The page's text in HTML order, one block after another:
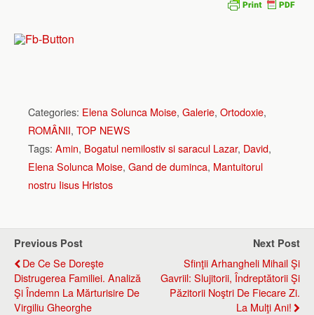
Categories: Elena Solunca Moise, Galerie, Ortodoxie,
ROMÂNII, TOP NEWS
Tags: Amin, Bogatul nemilostiv si saracul Lazar, David,
Elena Solunca Moise, Gand de duminca, Mantuitorul
nostru Iisus Hristos
Previous Post
De Ce Se Doreşte
Distrugerea Familiei. Analiză
Şi Îndemn La Mărturisire De
Virgiliu Gheorghe
Next Post
Sfinţii Arhangheli Mihail Şi
Gavriil: Slujitorii, Îndreptătorii Şi
Păzitorii Noştri De Fiecare Zi.
La Mulţi Ani!